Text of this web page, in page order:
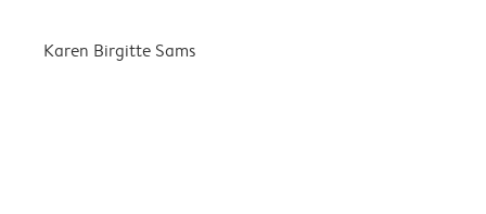
Karen Birgitte Sams